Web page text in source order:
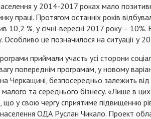
у 2014-2017 роках мало
праці. Протягом останніх років
10,2 %, у січні-вересні 2017 року – 10%.
це позначилося на ситуації у
приймали участь усі сторони
попереднім програмам, у новому
Черкащині, безпосередньо залежить від
малого та середнього бізнесу. «Лише в
що у свою чергу сприятиме підвищенню
ОДА Руслан Чикало. Проект